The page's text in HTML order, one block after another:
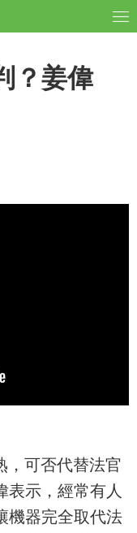
？姜偉
，可否代替法官
表示，經常有人
機器完全取代法